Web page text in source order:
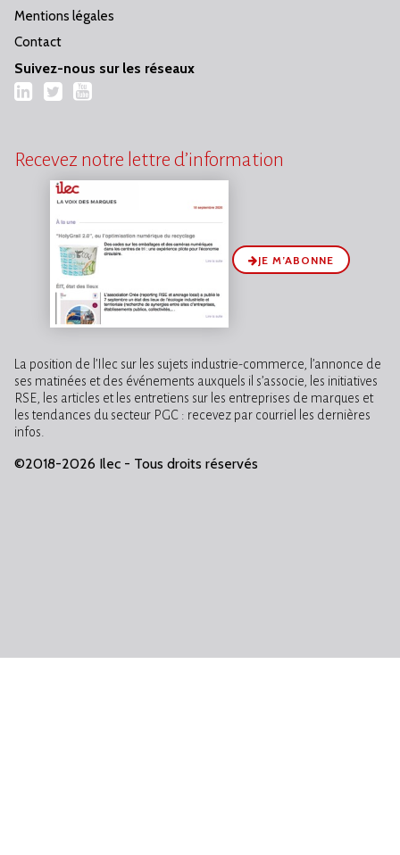
Mentions légales
Contact
Suivez-nous sur les réseaux
LinkedIn
TwitterYouTube
Recevez notre lettre d’information
JE M’ABONNE
La position de l’Ilec sur les sujets industrie-commerce, l’annonce de
ses matinées et des événements auxquels il s’associe, les initiatives
RSE, les articles et les entretiens sur les entreprises de marques et
les tendances du secteur PGC : recevez par courriel les dernières
infos.
©2018-2026 Ilec - Tous droits réservés